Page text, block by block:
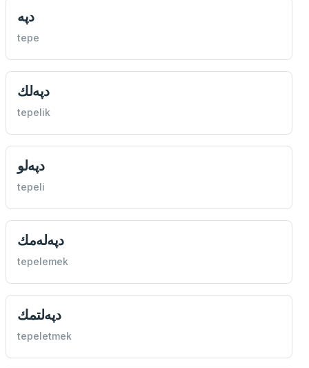
دپه
tepe
دپه‌لك
tepelik
دپه‌لو
tepeli
دپه‌له‌مك
tepelemek
دپه‌لتمك
tepeletmek